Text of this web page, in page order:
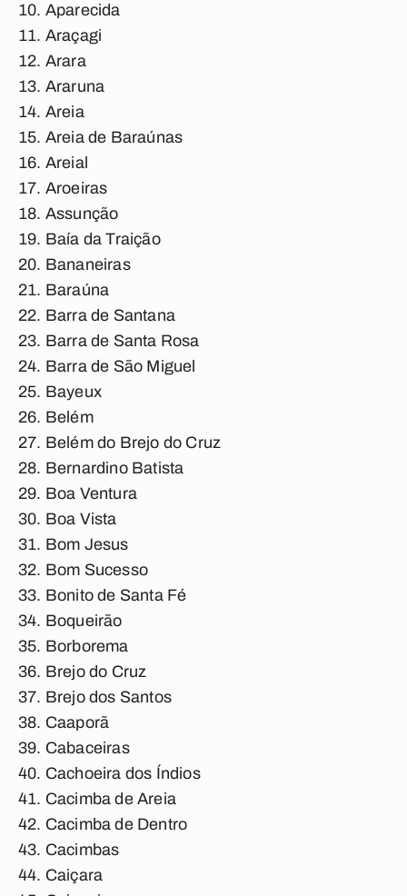
Aparecida
Araçagi
Arara
Araruna
Areia
Areia de Baraúnas
Areial
Aroeiras
Assunção
Baía da Traição
Bananeiras
Baraúna
Barra de Santana
Barra de Santa Rosa
Barra de São Miguel
Bayeux
Belém
Belém do Brejo do Cruz
Bernardino Batista
Boa Ventura
Boa Vista
Bom Jesus
Bom Sucesso
Bonito de Santa Fé
Boqueirão
Borborema
Brejo do Cruz
Brejo dos Santos
Caaporã
Cabaceiras
Cachoeira dos Índios
Cacimba de Areia
Cacimba de Dentro
Cacimbas
Caiçara